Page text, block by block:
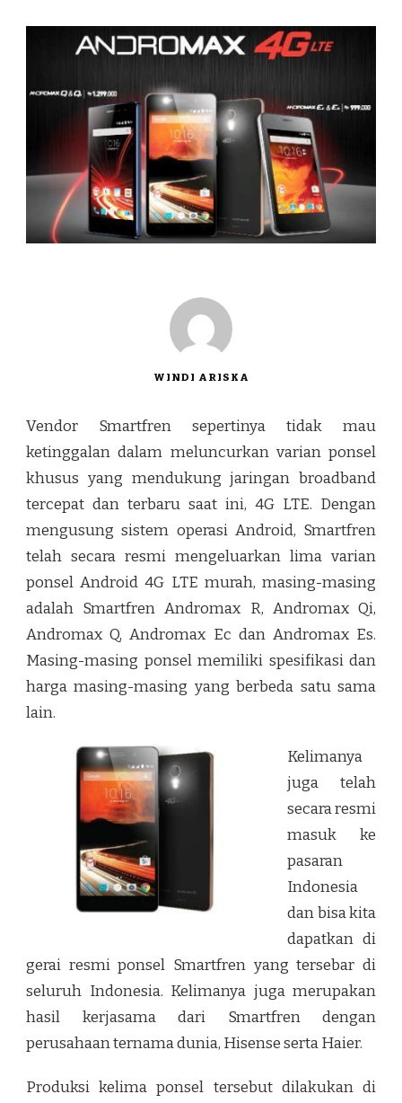
WINDI ARISKA
Vendor Smartfren sepertinya tidak mau
ketinggalan dalam meluncurkan varian ponsel
khusus yang mendukung jaringan broadband
tercepat dan terbaru saat ini, 4G LTE. Dengan
mengusung sistem operasi Android, Smartfren
telah secara resmi mengeluarkan lima varian
ponsel Android 4G LTE murah, masing-masing
adalah Smartfren Andromax R, Andromax Qi,
Andromax Q, Andromax Ec dan Andromax Es.
Masing-masing ponsel memiliki spesifikasi dan
harga masing-masing yang berbeda satu sama
lain.
Kelimanya
juga telah
secara resmi
masuk ke
pasaran
Indonesia
dan bisa kita
dapatkan di
gerai resmi ponsel Smartfren yang tersebar di
seluruh Indonesia. Kelimanya juga merupakan
hasil kerjasama dari Smartfren dengan
perusahaan ternama dunia, Hisense serta Haier.
Produksi kelima ponsel tersebut dilakukan di